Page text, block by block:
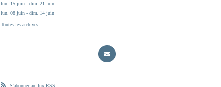
lun. 15 juin - dim. 21 juin
lun. 08 juin - dim. 14 juin
Toutes les archives
S'abonner au flux RSS